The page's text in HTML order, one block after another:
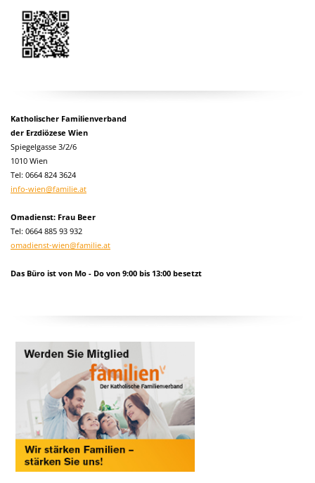
Katholischer Familienverband
der Erzdiözese Wien
Spiegelgasse 3/2/6
1010 Wien
Tel: 0664 824 3624
info-wien@familie.at
Omadienst: Frau Beer
Tel: 0664 885 93 932
omadienst-wien@familie.at
Das Büro ist von Mo - Do von 9:00 bis 13:00 besetzt